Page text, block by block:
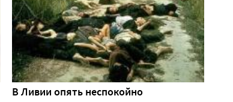
В Ливии опять неспокойно